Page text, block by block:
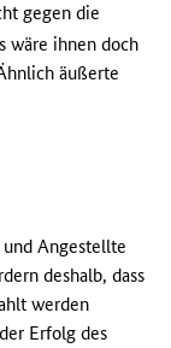
gegen die
wäre ihnen doch
äußerte
Angestellte
deshalb, dass
werden
Erfolg des